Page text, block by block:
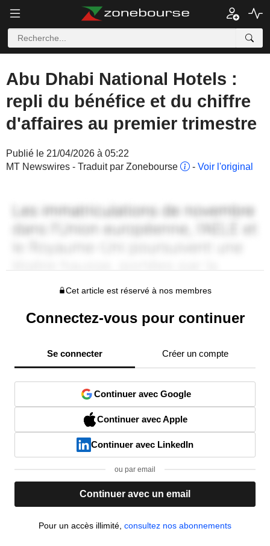
Abu Dhabi National Hotels :
repli du bénéfice et du chiffre
d'affaires au premier trimestre
Publié le 21/04/2026 à 05:22
MT Newswires - Traduit par Zonebourse
- Voir l'original
Cet article est réservé à nos membres
Connectez-vous pour continuer
Se connecter Créer un compte
Continuer avec Google
Continuer avec Apple
Continuer avec LinkedIn
ou par email
Continuer avec un email
Pour un accès illimité, consultez nos abonnements